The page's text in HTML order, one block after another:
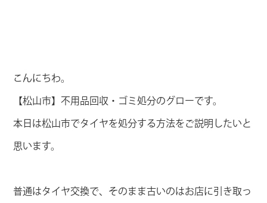
こんにちわ。
【松山市】不用品回収・ゴミ処分のグローです。
本日は松山市でタイヤを処分する方法をご説明したいと
思います。
普通はタイヤ交換で、そのまま古いのはお店に引き取っ